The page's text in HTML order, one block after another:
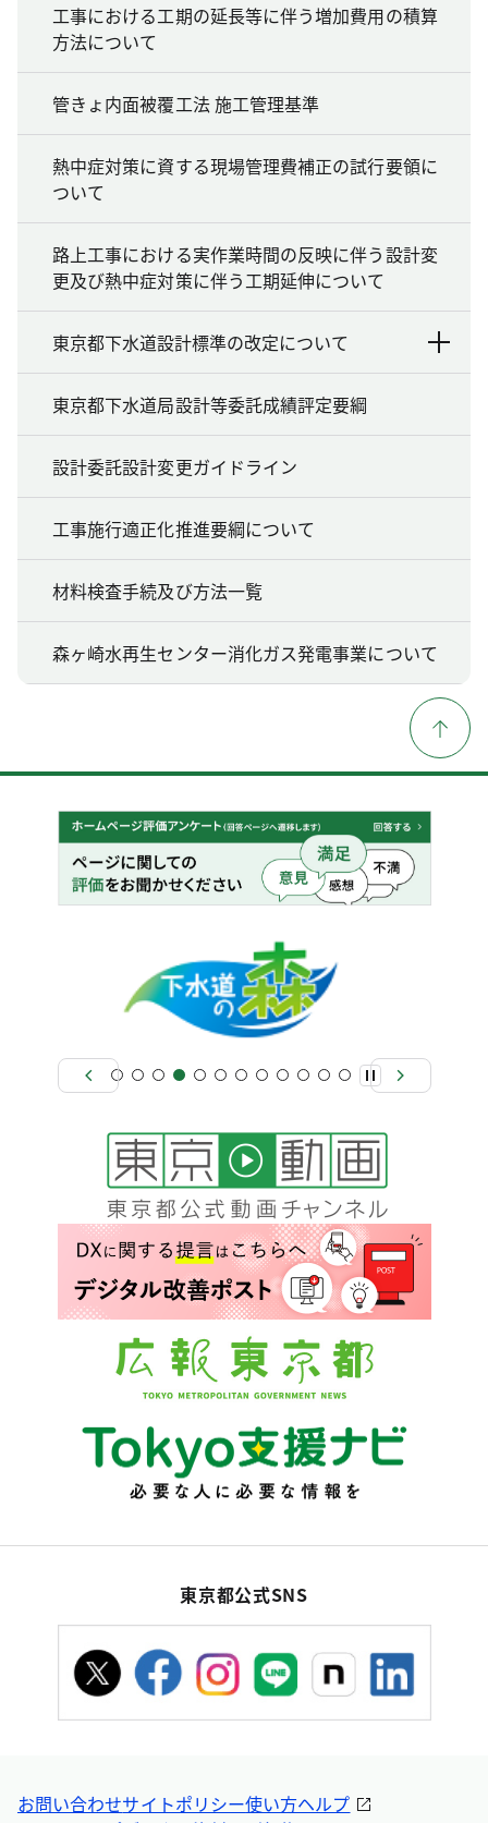
工事における工期の延長等に伴う増加費用の積算
方法について
管きょ内面被覆工法 施工管理基準
熱中症対策に資する現場管理費補正の試行要領に
ついて
路上工事における実作業時間の反映に伴う設計変
更及び熱中症対策に伴う工期延伸について
東京都下水道設計標準の改定について
東京都下水道局設計等委託成績評定要綱
設計委託設計変更ガイドライン
工事施行適正化推進要綱について
材料検査手続及び方法一覧
森ヶ崎水再生センター消化ガス発電事業について
東京都公式SNS
お問い合わせサイトポリシー使い方ヘルプ